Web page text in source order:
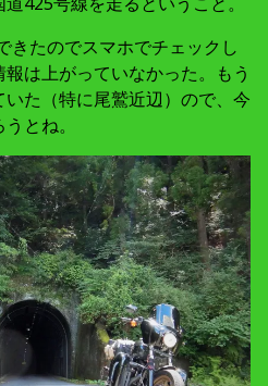
きたのでスマホでチェックし
は上がっていなかった。もう
た（特に尾鷲近辺）ので、今
とね。